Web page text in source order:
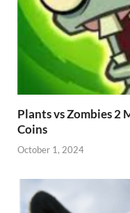
Plants vs Zombies 2
Coins
October 1, 2024